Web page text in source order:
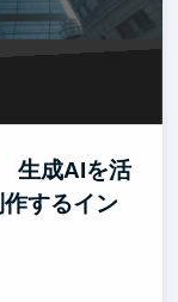
生成AIを活
するイン